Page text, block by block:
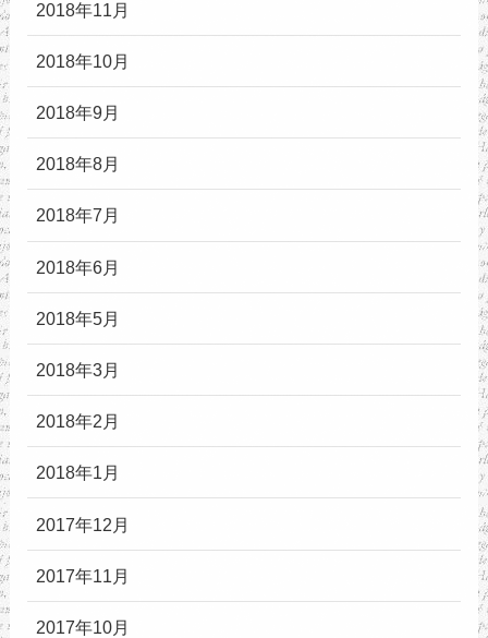
2018年11月
2018年10月
2018年9月
2018年8月
2018年7月
2018年6月
2018年5月
2018年3月
2018年2月
2018年1月
2017年12月
2017年11月
2017年10月